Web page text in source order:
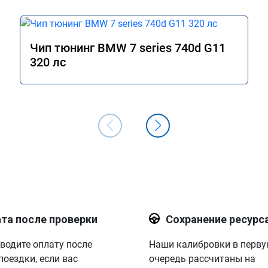
Чип тюнинг BMW 7 series 740d G11
320 лс
после проверки
оплату после
если вас
Сохранение
Наши калибровки в
очередь рассчитаны на